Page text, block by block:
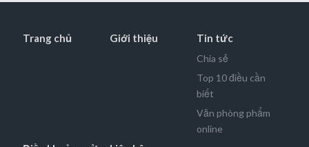
Trang chủ Giới thiệu Tin tức
Chia sẻ
Top 10 điều cần
biết
Văn phòng phẩm
online